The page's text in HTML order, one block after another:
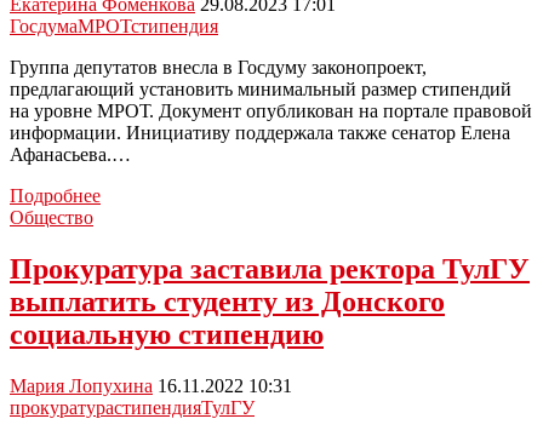
стипендий
Екатерина Фоменкова 29.08.2023 17:01
ГосдумаМРОТстипендия
Группа депутатов внесла в Госдуму законопроект,
предлагающий установить минимальный размер стипендий
на уровне МРОТ. Документ опубликован на портале правовой
информации. Инициативу поддержала также сенатор Елена
Афанасьева.…
ПодробнееВ
об
увеличении
до
МРОТ
Общество
Прокуратура заставила ректора ТулГУ
выплатить студенту из Донского
социальную стипендию
Мария Лопухина 16.11.2022 10:31
прокуратурастипендияТулГУ